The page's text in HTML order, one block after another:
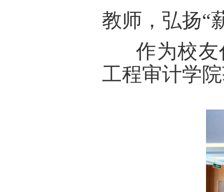
教师，弘扬“
作为校友
工程审计学